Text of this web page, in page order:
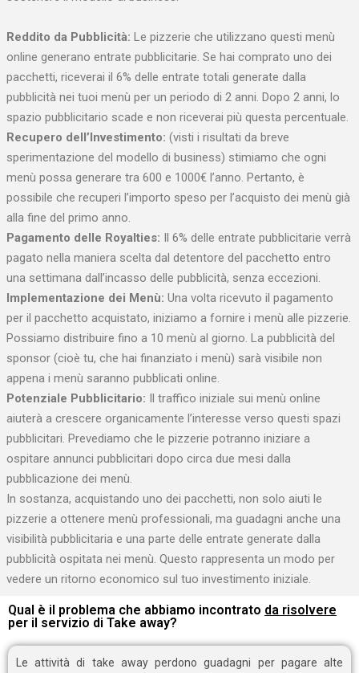
Reddito da Pubblicità: Le pizzerie che utilizzano questi menù
online generano entrate pubblicitarie. Se hai comprato uno dei
pacchetti, riceverai il 6% delle entrate totali generate dalla
pubblicità nei tuoi menù per un periodo di 2 anni. Dopo 2 anni, lo
spazio pubblicitario scade e non riceverai più questa percentuale.
Recupero dell’Investimento: (visti i risultati da breve
sperimentazione del modello di business) stimiamo che ogni
menù possa generare tra 600 e 1000€ l’anno. Pertanto, è
possibile che recuperi l’importo speso per l’acquisto dei menù già
alla fine del primo anno.
Pagamento delle Royalties: Il 6% delle entrate pubblicitarie verrà
pagato nella maniera scelta dal detentore del pacchetto entro
una settimana dall’incasso delle pubblicità, senza eccezioni.
Implementazione dei Menù: Una volta ricevuto il pagamento
per il pacchetto acquistato, iniziamo a fornire i menù alle pizzerie.
Possiamo distribuire fino a 10 menù al giorno. La pubblicità del
sponsor (cioè tu, che hai finanziato i menù) sarà visibile non
appena i menù saranno pubblicati online.
Potenziale Pubblicitario: Il traffico iniziale sui menù online
aiuterà a crescere organicamente l’interesse verso questi spazi
pubblicitari. Prevediamo che le pizzerie potranno iniziare a
ospitare annunci pubblicitari dopo circa due mesi dalla
pubblicazione dei menù.
In sostanza, acquistando uno dei pacchetti, non solo aiuti le
pizzerie a ottenere menù professionali, ma guadagni anche una
visibilità pubblicitaria e una parte delle entrate generate dalla
pubblicità ospitata nei menù. Questo rappresenta un modo per
vedere un ritorno economico sul tuo investimento iniziale.
Qual è il problema che abbiamo incontrato da risolvere
per il servizio di Take away?
Le attività di take away perdono guadagni per pagare alte